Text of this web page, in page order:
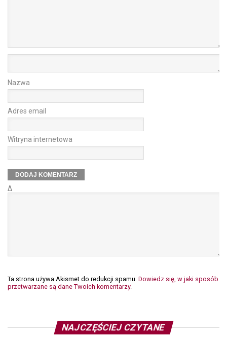
Nazwa
Adres email
Witryna internetowa
Δ
Ta strona używa Akismet do redukcji spamu. Dowiedz się, w jaki sposób
przetwarzane są dane Twoich komentarzy.
NAJCZĘŚCIEJ CZYTANE